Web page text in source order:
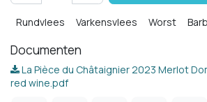
Rundvlees Varkensvlees Worst
Documenten
La Pièce du Châtaignier 2023 Merlot
red wine.pdf